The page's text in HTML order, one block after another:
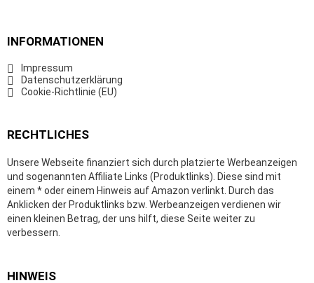
INFORMATIONEN
Impressum
Datenschutzerklärung
Cookie-Richtlinie (EU)
RECHTLICHES
Unsere Webseite finanziert sich durch platzierte Werbeanzeigen
und sogenannten Affiliate Links (Produktlinks). Diese sind mit
einem * oder einem Hinweis auf Amazon verlinkt. Durch das
Anklicken der Produktlinks bzw. Werbeanzeigen verdienen wir
einen kleinen Betrag, der uns hilft, diese Seite weiter zu
verbessern.
HINWEIS